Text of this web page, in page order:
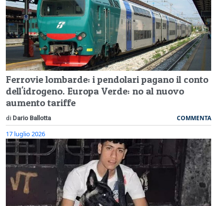
Ferrovie lombarde: i pendolari pagano il conto
dell'idrogeno. Europa Verde: no al nuovo
aumento tariffe
di Dario Ballotta COMMENTA
17 luglio 2026